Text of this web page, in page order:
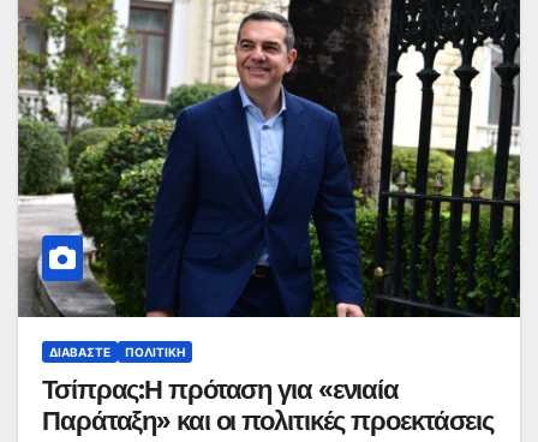
ΔΙΑΒΆΣΤΕ ΠΟΛΙΤΙΚΉ
Τσίπρας:Η πρόταση για «ενιαία
Παράταξη» και οι πολιτικές προεκτάσεις